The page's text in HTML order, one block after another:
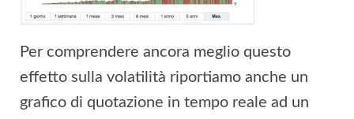
Per comprendere ancora meglio questo
effetto sulla volatilità riportiamo anche un
grafico di quotazione in tempo reale ad un